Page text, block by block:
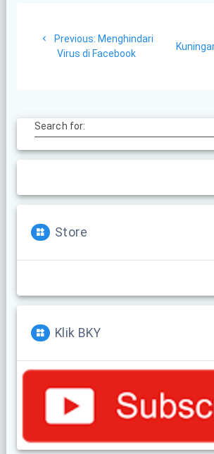
navigation
Previous: Previous
post:
Menghindari
Virus di Facebook
Search for:
Store
Klik BKY